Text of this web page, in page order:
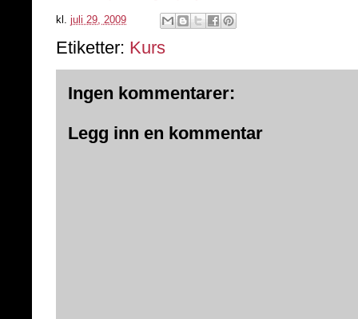
kl. juli 29, 2009
Etiketter: Kurs
Ingen kommentarer:
Legg inn en kommentar